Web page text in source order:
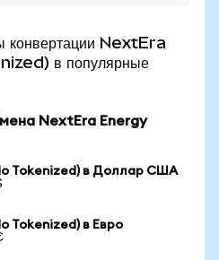
конвертации NextEra
в популярные
NextEra Energy
Tokenized) в Доллар США
Tokenized) в Евро